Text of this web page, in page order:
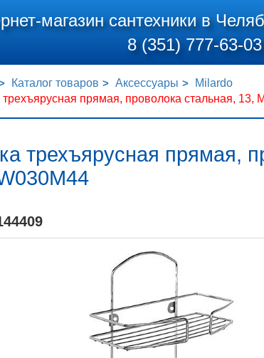
магазин сантехники в
8 (351) 777-63-
Каталог товаров Аксессуары
Milardo
трехъярусная прямая, проволока стальная, 13,
трехъярусная прямая,